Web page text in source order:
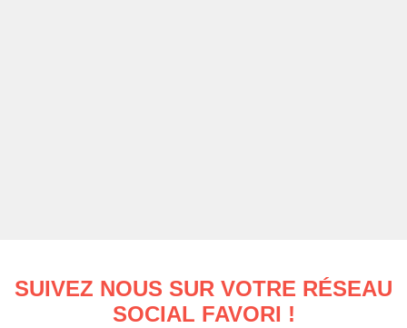
SUIVEZ NOUS SUR VOTRE RÉSEAU
SOCIAL FAVORI !